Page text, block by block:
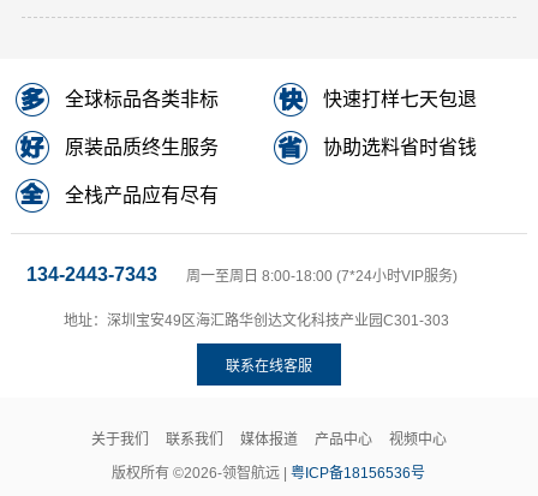
全球标品各类非标 快速打样七天包退
原装品质终生服务 协助选料省时省钱
全栈产品应有尽有
134-2443-7343 周一至周日 8:00-18:00 (7*24小时VIP服务)
地址：深圳宝安49区海汇路华创达文化科技产业园C301-303
联系在线客服
关于我们 联系我们 媒体报道 产品中心
视频中心
版权所有 ©2026-领智航远 |粤ICP备18156536号